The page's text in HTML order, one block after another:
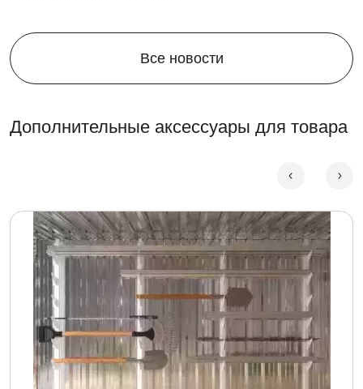
Все новости
Дополнительные аксессуары для товара